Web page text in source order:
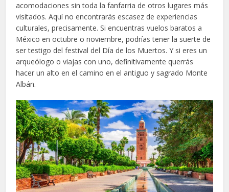
acomodaciones sin toda la fanfarria de otros lugares más
visitados. Aquí no encontrarás escasez de experiencias
culturales, precisamente. Si encuentras vuelos baratos a
México en octubre o noviembre, podrías tener la suerte de
ser testigo del festival del Día de los Muertos. Y si eres un
arqueólogo o viajas con uno, definitivamente querrás
hacer un alto en el camino en el antiguo y sagrado Monte
Albán.